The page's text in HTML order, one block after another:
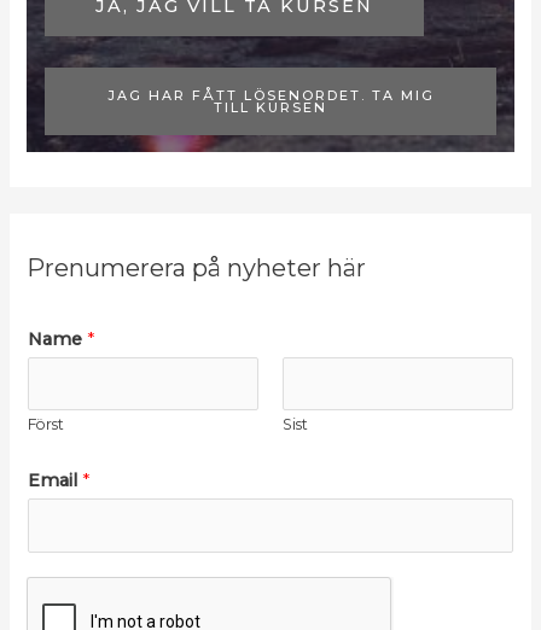
JA, JAG VILL TA KURSEN
JAG HAR FÅTT LÖSENORDET. TA MIG
TILL KURSEN
Prenumerera på nyheter här
Name *
Först Sist
*
E
a
Email *